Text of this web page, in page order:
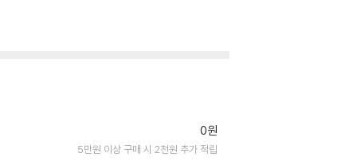
0원
5만원 이상 구매 시 2천원 추가 적립